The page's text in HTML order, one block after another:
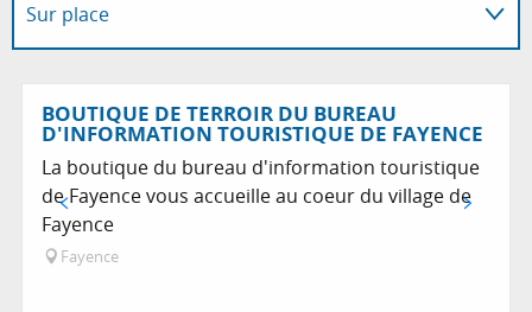
Sur place
En lien avec
BOUTIQUE DE TERROIR DU BUREAU
D'INFORMATION TOURISTIQUE DE FAYENCE
La boutique du bureau d'information touristique
de Fayence vous accueille au coeur du village de
Fayence
Fayence